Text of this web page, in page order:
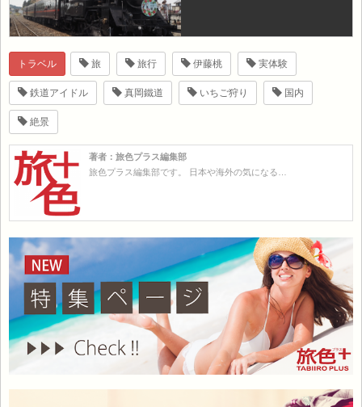
トラベル 旅 旅行 伊藤桃 実体験
鉄道アイドル 真岡鐵道 いちご狩り 国内
絶景
著者：旅色プラス編集部
旅色プラス編集部です。 日本や海外の気になる…